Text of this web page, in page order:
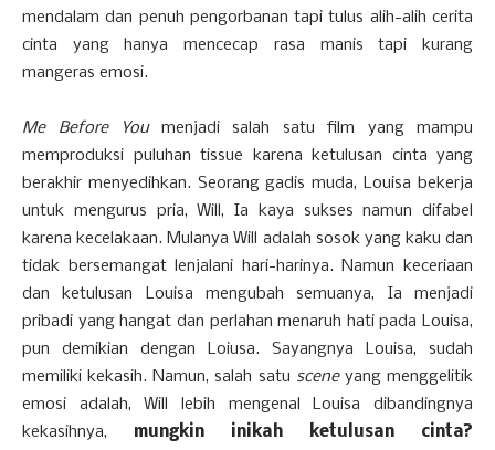
mendalam dan penuh pengorbanan tapi tulus alih-alih cerita
cinta yang hanya mencecap rasa manis tapi kurang
mangeras emosi.
Me Before You menjadi salah satu film yang mampu
memproduksi puluhan tissue karena ketulusan cinta yang
berakhir menyedihkan. Seorang gadis muda, Louisa bekerja
untuk mengurus pria, Will, Ia kaya sukses namun difabel
karena kecelakaan. Mulanya Will adalah sosok yang kaku dan
tidak bersemangat lenjalani hari-harinya. Namun keceriaan
dan ketulusan Louisa mengubah semuanya, Ia menjadi
pribadi yang hangat dan perlahan menaruh hati pada Louisa,
pun demikian dengan Loiusa. Sayangnya Louisa, sudah
memiliki kekasih. Namun, salah satu sceneyang menggelitik
emosi adalah, Will lebih mengenal Louisa dibandingnya
kekasihnya, mungkin inikah ketulusan cinta?